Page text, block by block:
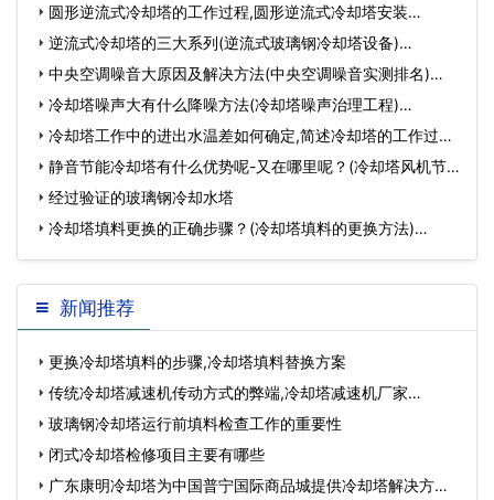
… 圆形逆流式冷却塔的工作过程,圆形逆流式冷却塔安装…
逆流式冷却塔的三大系列(逆流式玻璃钢冷却塔设备)…
中央空调噪音大原因及解决方法(中央空调噪音实测排名)…
冷却塔噪声大有什么降噪方法(冷却塔噪声治理工程)…
冷却塔工作中的进出水温差如何确定,简述冷却塔的工作过
程…静音节能冷却塔有什么优势呢-又在哪里呢？(冷却塔风机节
能改造)…
经过验证的玻璃钢冷却水塔
冷却塔填料更换的正确步骤？(冷却塔填料的更换方法)…
新闻推荐
更换冷却塔填料的步骤,冷却塔填料替换方案
传统冷却塔减速机传动方式的弊端,冷却塔减速机厂家…
玻璃钢冷却塔运行前填料检查工作的重要性
闭式冷却塔检修项目主要有哪些
广东康明冷却塔为中国普宁国际商品城提供冷却塔解决方